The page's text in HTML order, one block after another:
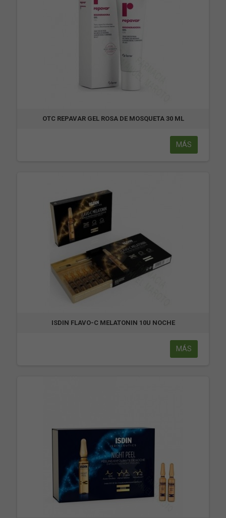
OTC REPAVAR GEL ROSA DE MOSQUETA 30 ML
MÁS
ISDIN FLAVO-C MELATONIN 10U NOCHE
MÁS